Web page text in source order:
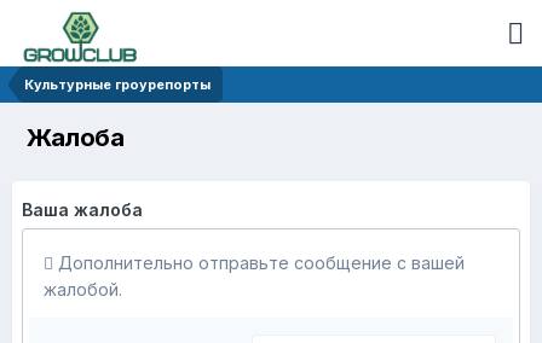
Культурные гроурепорты
Жалоба
Ваша жалоба
Дополнительно отправьте сообщение с вашей
жалобой.